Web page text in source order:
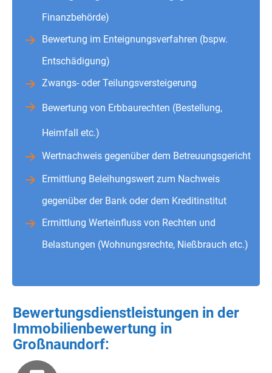
Finanzbehörde)
Bewertung im Enteignungsverfahren (bspw.
Entschädigung)
Zwangs- oder Teilungsversteigerung
Bewertung von Erbbaurechten (Bestellung,
Heimfall etc.)
Wertnachweis gegenüber dem Betreuungsgericht
Ermittlung Beleihungswert zum Nachweis
gegenüber der Bank oder dem Kreditinstitut
Ermittlung Werteinfluss von Rechten und
Belastungen (Wohnungsrechte, Nießbrauch etc.)
Bewertungsdienstleistungen in der
Immobilienbewertung in
Großnaundorf: